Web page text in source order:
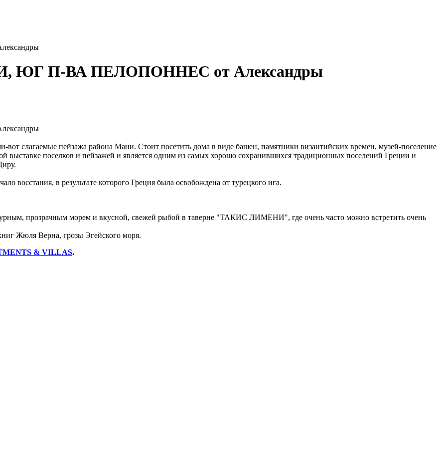
П-ВА ПЕЛОПОННЕС от Александры
слагаемые пейзажа района Мани. Стоит посетить дома в виде башен, памятники византийских времен, музей-поселение
выставке поселков и пейзажей и является одним из самых хорошо сохранившихся традиционных поселений Греции и
восстания, в результате которого Греция была освобождена от турецкого ига.
прозрачным морем и вкусной, свежей рыбой в таверне "ТАКИС ЛИМЕНИ", где очень часто можно встретить очень
Жюля Верна, грозы Эгейского моря.
& VILLAS.